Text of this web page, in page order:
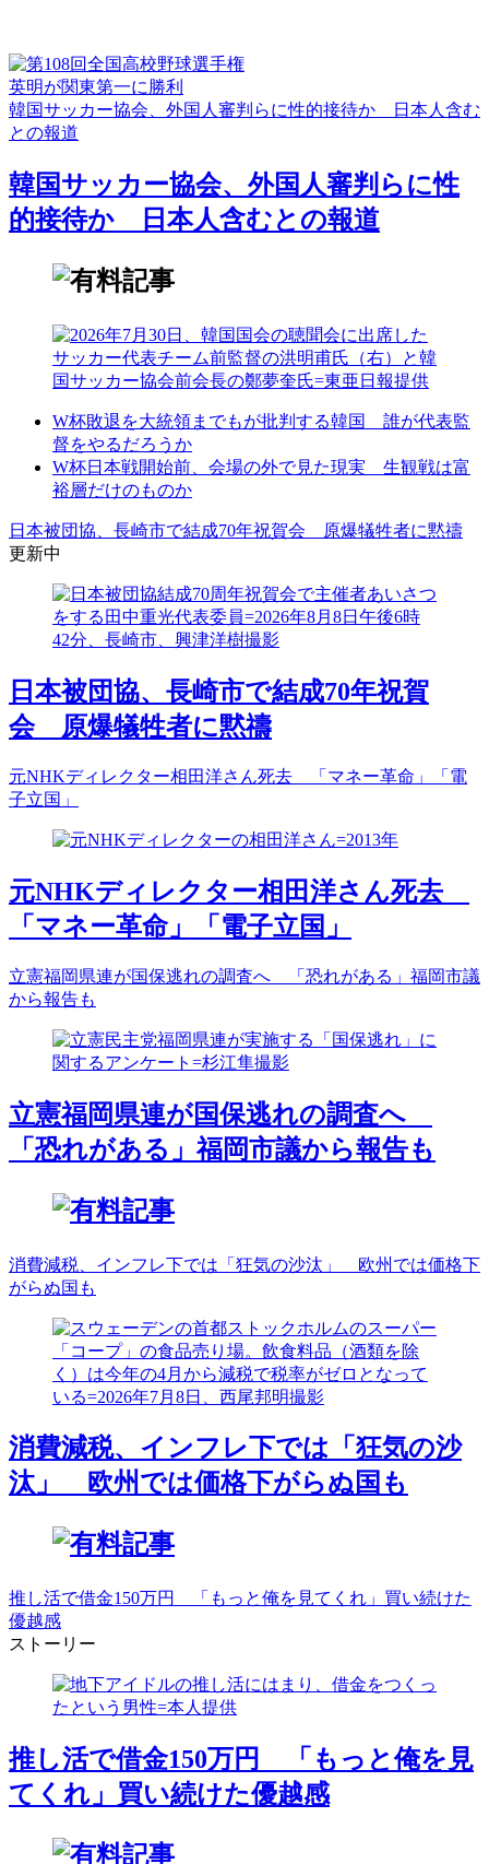
英明が関東第一に勝利
韓国サッカー協会、外国人審判らに性的接待か 日本人含む
との報道
韓国サッカー協会、外国人審判らに性
的接待か 日本人含むとの報道
W杯敗退を大統領までもが批判する韓国 誰が代表監
督をやるだろうか
W杯日本戦開始前、会場の外で見た現実 生観戦は富
裕層だけのものか
日本被団協、長崎市で結成70年祝賀会 原爆犠牲者に黙禱
更新中
日本被団協、長崎市で結成70年祝賀
会 原爆犠牲者に黙禱
元NHKディレクター相田洋さん死去 「マネー革命」「電
子立国」
元NHKディレクター相田洋さん死去
「マネー革命」「電子立国」
立憲福岡県連が国保逃れの調査へ 「恐れがある」福岡市議
から報告も
立憲福岡県連が国保逃れの調査へ
「恐れがある」福岡市議から報告も
消費減税、インフレ下では「狂気の沙汰」 欧州では価格下
がらぬ国も
消費減税、インフレ下では「狂気の沙
汰」 欧州では価格下がらぬ国も
推し活で借金150万円 「もっと俺を見てくれ」買い続けた
優越感
ストーリー
推し活で借金150万円 「もっと俺を見
てくれ」買い続けた優越感